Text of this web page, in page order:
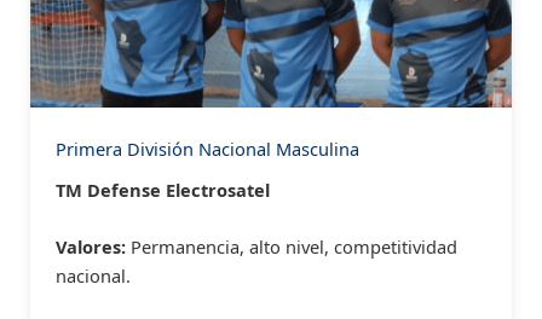
Primera División Nacional Masculina
TM Defense Electrosatel
Valores: Permanencia, alto nivel, competitividad
nacional.